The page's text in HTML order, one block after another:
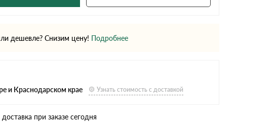
дешевле? Снизим цену! Подробнее
и Краснодарском крае Узнать стоимость с доставкой
доставка при заказе сегодня